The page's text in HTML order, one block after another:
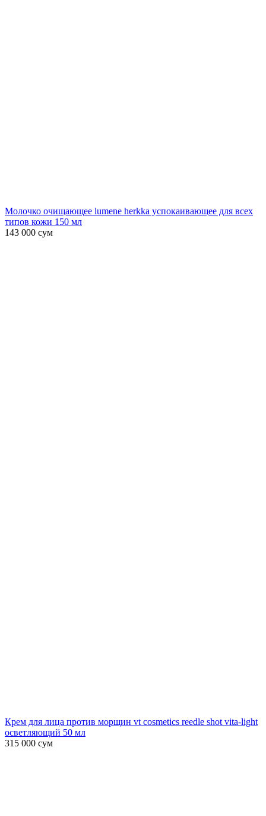
Молочко очищающее lumene herkka успокаивающее для всех
типов кожи 150 мл
143 000 сум
Крем для лица против морщин vt cosmetics reedle shot vita-light
осветляющий 50 мл
315 000 сум